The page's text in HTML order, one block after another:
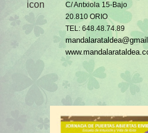
C/ Antxiola 15-Bajo
20.810 ORIO
TEL: 648.48.74.89